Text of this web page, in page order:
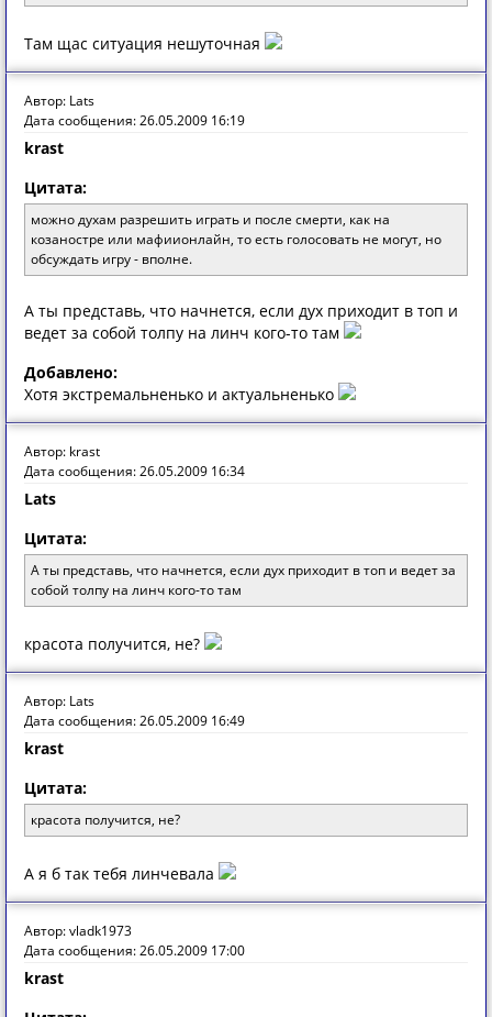
Там щас ситуация нешуточная
Автор: Lats
Дата сообщения: 26.05.2009 16:19
krast
Цитата:
можно духам разрешить играть и после смерти, как на
козаностре или мафиионлайн, то есть голосовать не могут, но
обсуждать игру - вполне.
А ты представь, что начнется, если дух приходит в топ и
ведет за собой толпу на линч кого-то там
Добавлено:
Хотя экстремальненько и актуальненько
Автор: krast
Дата сообщения: 26.05.2009 16:34
Lats
Цитата:
А ты представь, что начнется, если дух приходит в топ и ведет за
собой толпу на линч кого-то там
красота получится, не?
Автор: Lats
Дата сообщения: 26.05.2009 16:49
krast
Цитата:
красота получится, не?
А я б так тебя линчевала
Автор: vladk1973
Дата сообщения: 26.05.2009 17:00
krast